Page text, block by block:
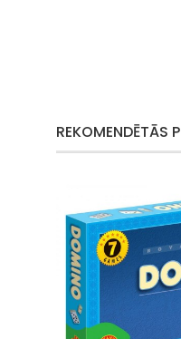
REKOMENDĒTĀS